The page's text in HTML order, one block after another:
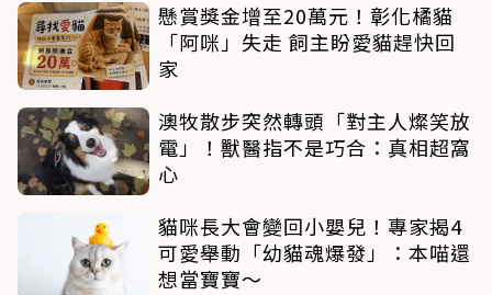
懸賞獎金增至20萬元！彰化橘貓
「阿咪」失走 飼主盼愛貓趕快回
家
澳牧散步突然轉頭「對主人燦笑放
電」！獸醫指不是巧合：真相超窩
心
貓咪長大會變回小嬰兒！專家揭4
可愛舉動「幼貓魂爆發」：本喵還
想當寶寶～